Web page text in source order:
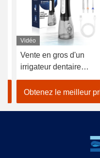
Vidéo
Vente en gros d'un
irrigateur dentaire
personnalisé de 300 ml
fabricant de produits
dentaires ponceur de fil
dentaire rechargeable
Obtenez le meilleur prix